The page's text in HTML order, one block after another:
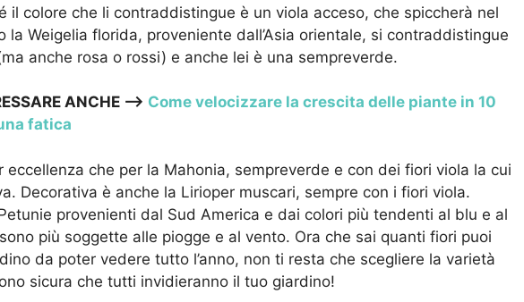
il colore che li contraddistingue è un viola acceso, che spiccherà nel
la Weigelia florida, proveniente dall’Asia orientale, si contraddistingue
anche rosa o rossi) e anche lei è una sempreverde.
ANCHE —-> Come velocizzare la crescita delle piante in 10
fatica
eccellenza che per la Mahonia, sempreverde e con dei fiori viola la cui
Decorativa è anche la Lirioper muscari, sempre con i fiori viola.
provenienti dal Sud America e dai colori più tendenti al blu e al
più soggette alle piogge e al vento. Ora che sai quanti fiori puoi
da poter vedere tutto l’anno, non ti resta che scegliere la varietà
sicura che tutti invidieranno il tuo giardino!